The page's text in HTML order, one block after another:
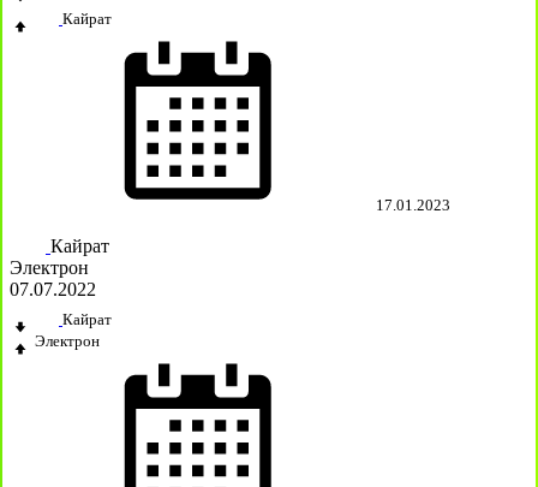
Кайрат
17.01.2023
Кайрат
Электрон
07.07.2022
Кайрат
Электрон